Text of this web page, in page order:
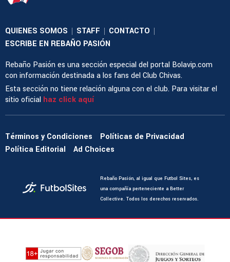
QUIENES SOMOS | STAFF | CONTACTO |
ESCRIBE EN REBAÑO PASIÓN
Rebaño Pasión es una sección especial del portal Bolavip.com
con información destinada a los fans del Club Chivas.
Esta sección no tiene relación alguna con el club. Para visitar el
sitio oficial haz click aquí
Términos y Condiciones
Políticas de Privacidad
Política Editorial
Ad Choices
Rebaño Pasión, al igual que Futbol Sites, es
una compañía perteneciente a Better
Collective. Todos los derechos reservados.